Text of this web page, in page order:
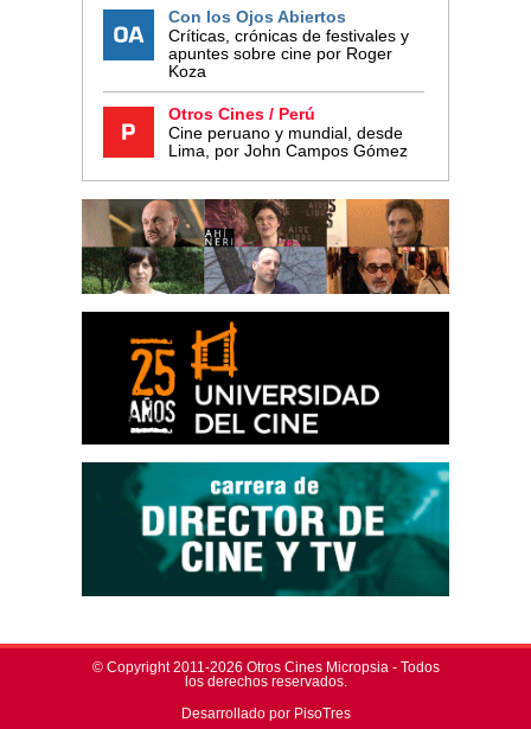
Con los Ojos Abiertos
Críticas, crónicas de festivales y
apuntes sobre cine por Roger
Koza
Otros Cines / Perú
Cine peruano y mundial, desde
Lima, por John Campos Gómez
© Copyright 2011-2026 Otros Cines Micropsia - Todos
los derechos reservados.
Desarrollado por PisoTres